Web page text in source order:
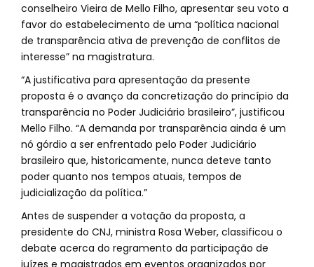
conselheiro Vieira de Mello Filho, apresentar seu voto a
favor do estabelecimento de uma “política nacional
de transparência ativa de prevenção de conflitos de
interesse” na magistratura.
“A justificativa para apresentação da presente
proposta é o avanço da concretização do princípio da
transparência no Poder Judiciário brasileiro”, justificou
Mello Filho. “A demanda por transparência ainda é um
nó górdio a ser enfrentado pelo Poder Judiciário
brasileiro que, historicamente, nunca deteve tanto
poder quanto nos tempos atuais, tempos de
judicialização da política.”
Antes de suspender a votação da proposta, a
presidente do CNJ, ministra Rosa Weber, classificou o
debate acerca do regramento da participação de
juízes e magistrados em eventos organizados por